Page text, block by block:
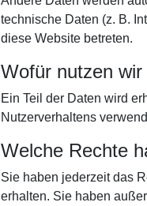
technische Daten (z. B.
diese Website betreten.
Wofür nutzen
Ein Teil der Daten wird
Nutzerverhaltens
Welche Rechte
Sie haben jederzeit das
erhalten. Sie haben